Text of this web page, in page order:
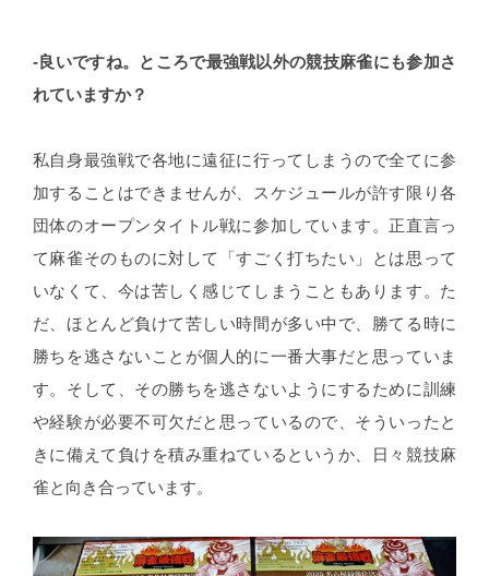
-良いですね。ところで最強戦以外の競技麻雀にも参加さ
れていますか？
私自身最強戦で各地に遠征に行ってしまうので全てに参
加することはできませんが、スケジュールが許す限り各
団体のオープンタイトル戦に参加しています。正直言っ
て麻雀そのものに対して「すごく打ちたい」とは思って
いなくて、今は苦しく感じてしまうこともあります。た
だ、ほとんど負けて苦しい時間が多い中で、勝てる時に
勝ちを逃さないことが個人的に一番大事だと思っていま
す。そして、その勝ちを逃さないようにするために訓練
や経験が必要不可欠だと思っているので、そういったと
きに備えて負けを積み重ねているというか、日々競技麻
雀と向き合っています。